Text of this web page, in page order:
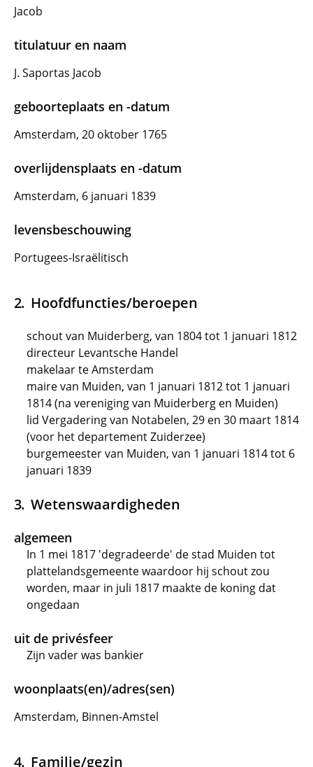
Jacob
titulatuur en naam
J. Saportas Jacob
geboorteplaats en -datum
Amsterdam, 20 oktober 1765
overlijdensplaats en -datum
Amsterdam, 6 januari 1839
levensbeschouwing
Portugees-Israëlitisch
Hoofdfuncties/beroepen
schout van Muiderberg, van 1804 tot 1 januari 1812
directeur Levantsche Handel
makelaar te Amsterdam
maire van Muiden, van 1 januari 1812 tot 1 januari
1814 (na vereniging van Muiderberg en Muiden)
lid Vergadering van Notabelen, 29 en 30 maart 1814
(voor het departement Zuiderzee)
burgemeester van Muiden, van 1 januari 1814 tot 6
januari 1839
Wetenswaardigheden
algemeen
In 1 mei 1817 'degradeerde' de stad Muiden tot
plattelandsgemeente waardoor hij schout zou
worden, maar in juli 1817 maakte de koning dat
ongedaan
uit de privésfeer
Zijn vader was bankier
woonplaats(en)/adres(sen)
Amsterdam, Binnen-Amstel
Familie/gezin